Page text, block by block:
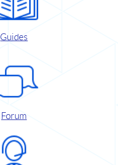
Guides
Forum